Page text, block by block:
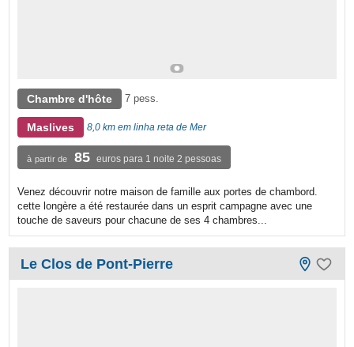
Chambre d'hôte 7 pess.
Maslives 8,0 km em linha reta de Mer
à partir de 85 euros para 1 noite 2 pessoas
Venez découvrir notre maison de famille aux portes de chambord.
cette longère a été restaurée dans un esprit campagne avec une
touche de saveurs pour chacune de ses 4 chambres...
Le Clos de Pont-Pierre